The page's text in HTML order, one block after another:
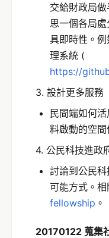
交給財政局
思一個各局
具即時性。
理系統 (
https://
3. 設計更多服務
民間端如何
料啟動的空間
4. 公民科技進政
討論到公民
可能方式。
fellowship 。
20170122 蒐集